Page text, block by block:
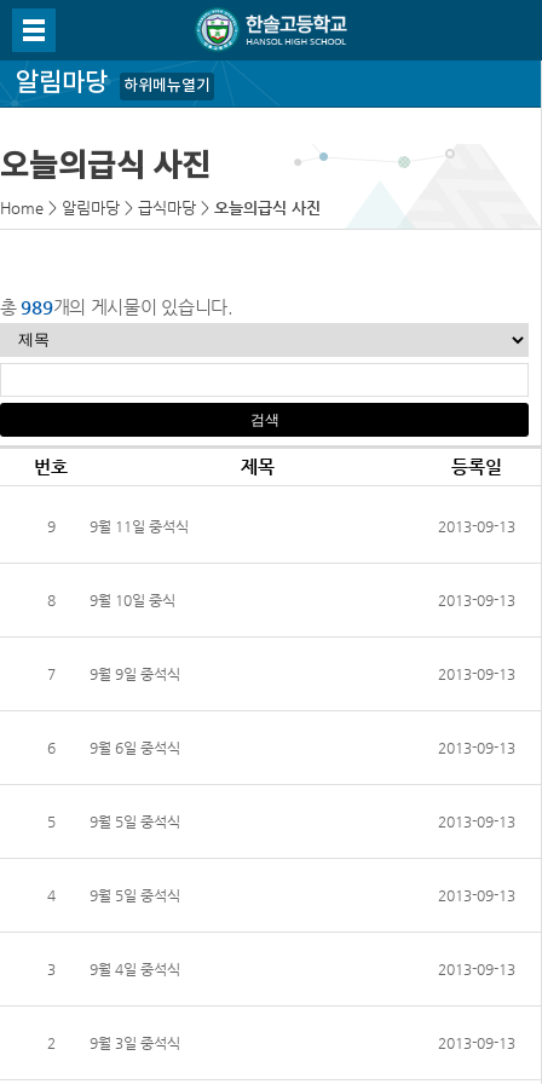
알림마당 하위메뉴열기
오늘의급식 사진
Home > 알림마당 > 급식마당 > 오늘의급식 사진
총989개의 게시물이 있습니다.
번호 제목 등록일
9 9월 11일 중석식 2013-09-13
8 9월 10일 중식 2013-09-13
7 9월 9일 중석식 2013-09-13
6 9월 6일 중석식 2013-09-13
5 9월 5일 중석식 2013-09-13
4 9월 5일 중석식 2013-09-13
3 9월 4일 중석식 2013-09-13
2 9월 3일 중석식 2013-09-13